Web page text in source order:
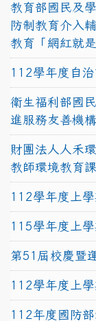
教育部國民及
防制教育介入
教育「網紅就
112學年度自
衛生福利部國
進服務友善機構
財團法人人禾
教師環境教育
112學年度上
115學年度上
第51屆校慶暨
112學年度上
112年度國防